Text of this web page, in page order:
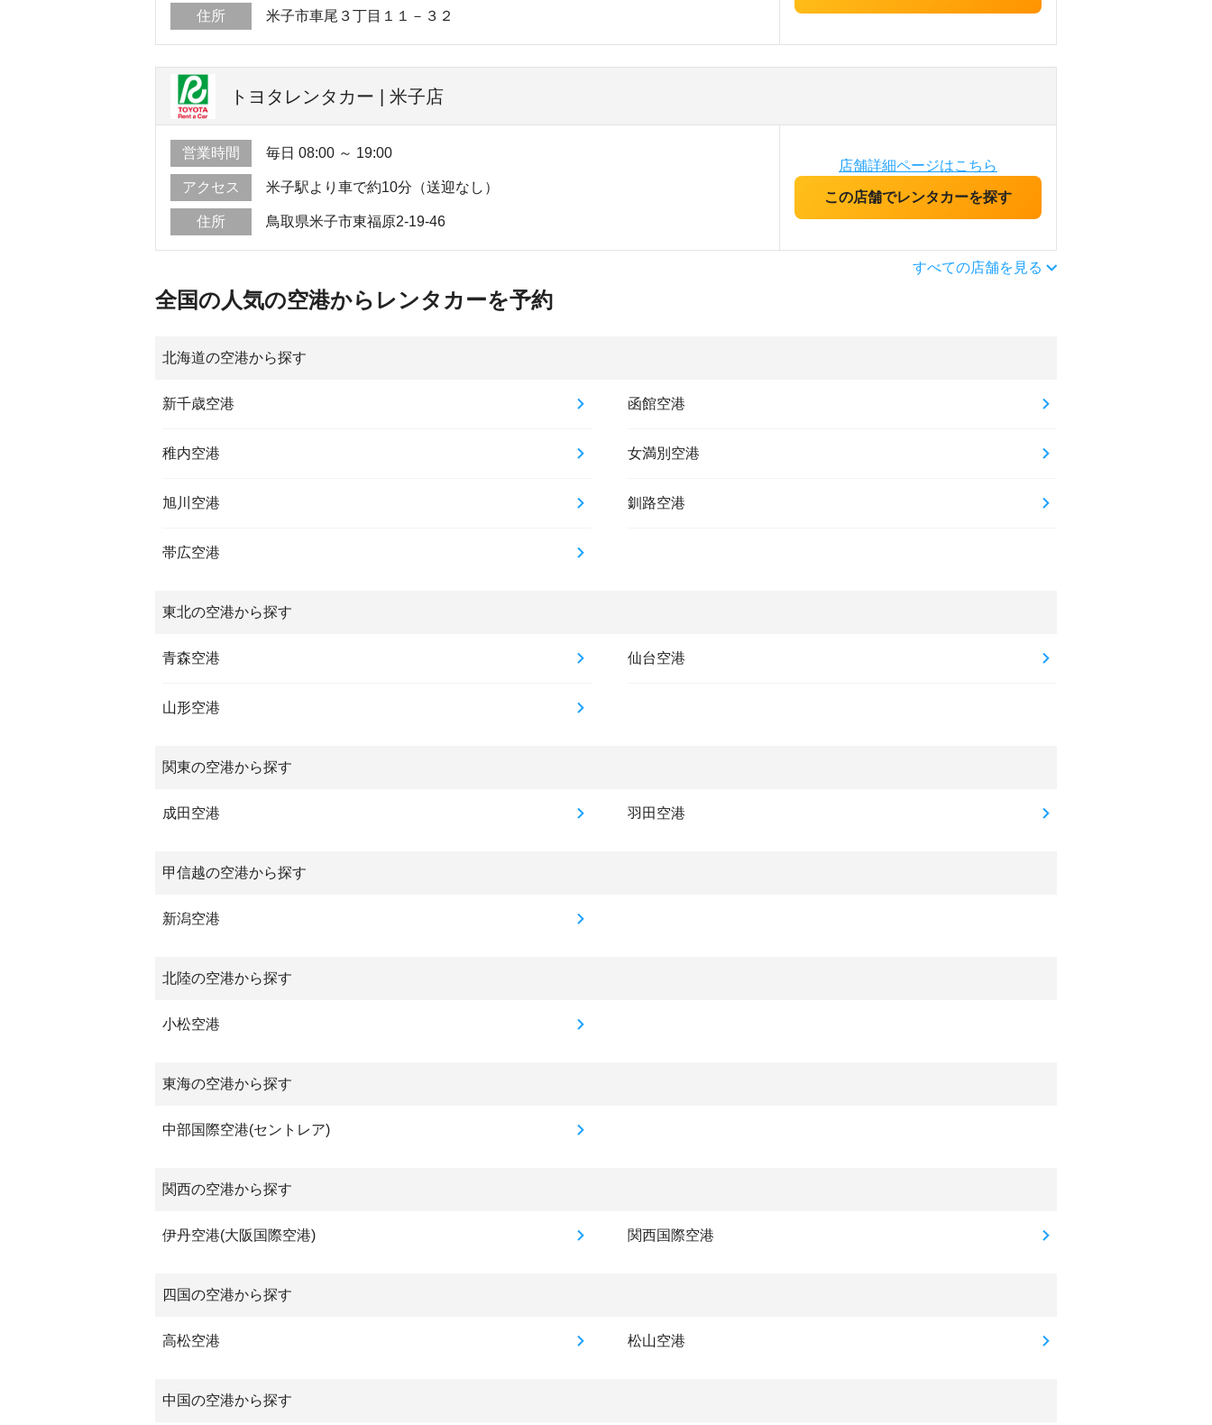
住所 米子市車尾３丁目１１－３２
トヨタレンタカー | 米子店
営業時間 毎日 08:00 ～ 19:00
アクセス 米子駅より車で約10分（送迎なし）
住所 鳥取県米子市東福原2-19-46
店舗詳細ページはこちら
この店舗でレンタカーを探す
すべての店舗を見る
全国の人気の空港からレンタカーを予約
北海道の空港から探す
新千歳空港 函館空港
稚内空港 女満別空港
旭川空港 釧路空港
帯広空港
東北の空港から探す
青森空港 仙台空港
山形空港
関東の空港から探す
成田空港 羽田空港
甲信越の空港から探す
新潟空港
北陸の空港から探す
小松空港
東海の空港から探す
中部国際空港(セントレア)
関西の空港から探す
伊丹空港(大阪国際空港) 関西国際空港
四国の空港から探す
高松空港 松山空港
中国の空港から探す